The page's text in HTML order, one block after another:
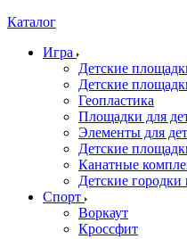
Каталог
Игра
Детские
Детские
Геопластика
Площадки для
Элементы для
Детские
Канатные
Детские городки
Спорт
Воркаут
Кроссфит